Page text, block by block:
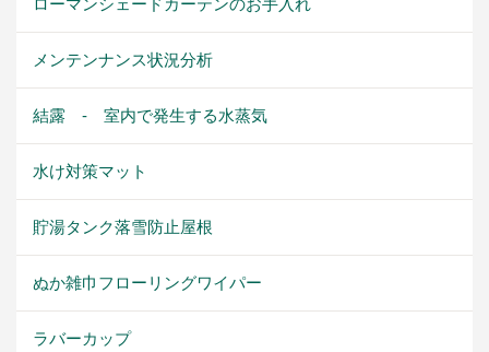
ローマンシェードカーテンのお手入れ
メンテンナンス状況分析
結露 - 室内で発生する水蒸気
水け対策マット
貯湯タンク落雪防止屋根
ぬか雑巾フローリングワイパー
ラバーカップ